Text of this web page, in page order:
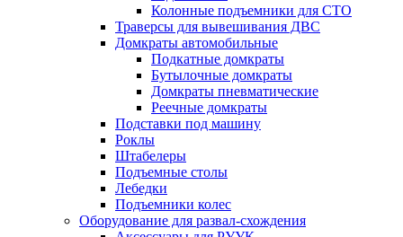
Колонные подъемники для СТО
Траверсы для вывешивания ДВС
Домкраты автомобильные
Подкатные домкраты
Бутылочные домкраты
Домкраты пневматические
Реечные домкраты
Подставки под машину
Роклы
Штабелеры
Подъемные столы
Лебедки
Подъемники колес
Оборудование для развал-схождения